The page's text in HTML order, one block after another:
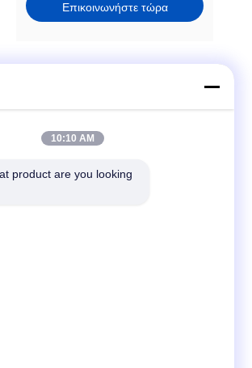
Επικοινωνήστε τώρα
επικοινωνία
10:10 AM
product are you looking